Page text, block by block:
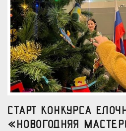
Старт конкурса
«Новогодняя